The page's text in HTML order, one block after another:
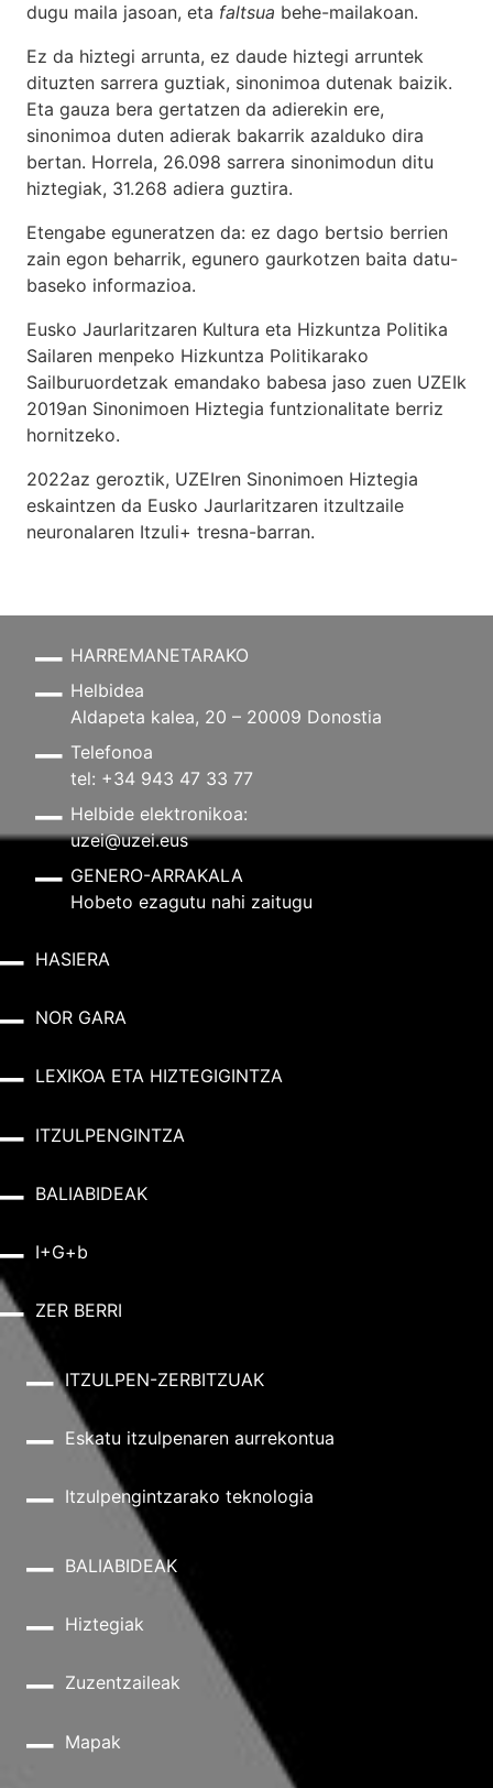
dugu maila jasoan, eta faltsua behe-mailakoan.
Ez da hiztegi arrunta, ez daude hiztegi arruntek
dituzten sarrera guztiak, sinonimoa dutenak baizik.
Eta gauza bera gertatzen da adierekin ere,
sinonimoa duten adierak bakarrik azalduko dira
bertan. Horrela, 26.098 sarrera sinonimodun ditu
hiztegiak, 31.268 adiera guztira.
Etengabe eguneratzen da: ez dago bertsio berrien
zain egon beharrik, egunero gaurkotzen baita datu-
baseko informazioa.
Eusko Jaurlaritzaren Kultura eta Hizkuntza Politika
Sailaren menpeko Hizkuntza Politikarako
Sailburuordetzak emandako babesa jaso zuen UZEIk
2019an Sinonimoen Hiztegia funtzionalitate berriz
hornitzeko.
2022az geroztik, UZEIren Sinonimoen Hiztegia
eskaintzen da Eusko Jaurlaritzaren itzultzaile
neuronalaren Itzuli+ tresna-barran.
HARREMANETARAKO
Helbidea
Aldapeta kalea, 20 – 20009 Donostia
Telefonoa
tel: +34 943 47 33 77
Helbide elektronikoa:
uzei@uzei.eus
GENERO-ARRAKALA
Hobeto ezagutu nahi zaitugu
HASIERA
NOR GARA
LEXIKOA ETA HIZTEGIGINTZA
ITZULPENGINTZA
BALIABIDEAK
I+G+b
ZER BERRI
ITZULPEN-ZERBITZUAK
Eskatu itzulpenaren aurrekontua
Itzulpengintzarako teknologia
BALIABIDEAK
Hiztegiak
Zuzentzaileak
Mapak